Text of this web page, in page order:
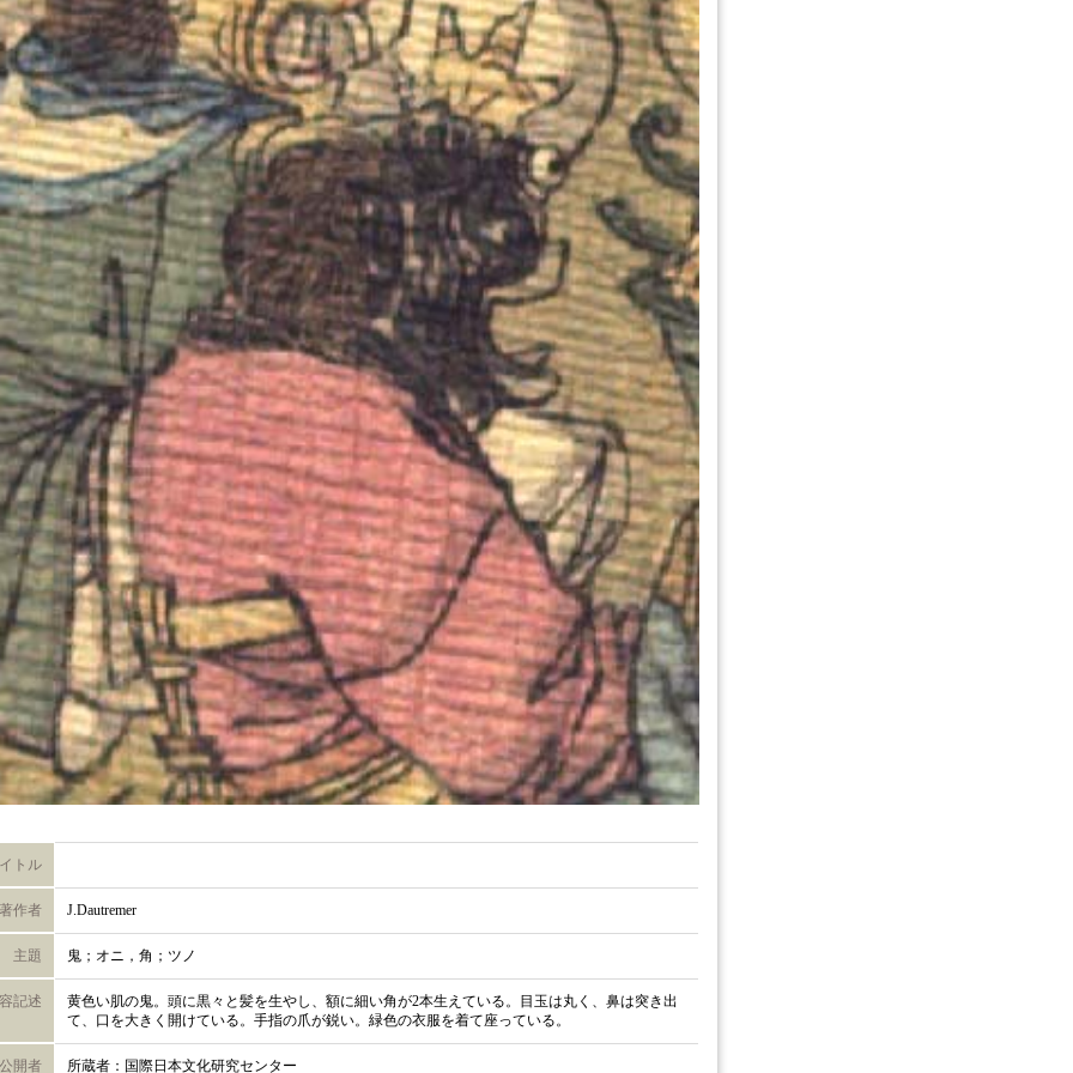
トル
著作者 J.Dautremer
主題 鬼；オニ，角；ツノ
記述
黄色い肌の鬼。頭に黒々と髪を生やし、額に細い角が2本生えている。目玉は丸く、鼻は突き出
て、口を大きく開けている。手指の爪が鋭い。緑色の衣服を着て座っている。
公開者 所蔵者：国際日本文化研究センター